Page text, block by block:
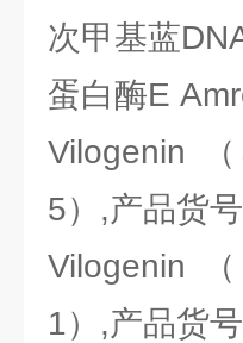
次甲基蓝
蛋白酶E
Vilogenin
5）,产品货
Vilogenin
1）,产品货